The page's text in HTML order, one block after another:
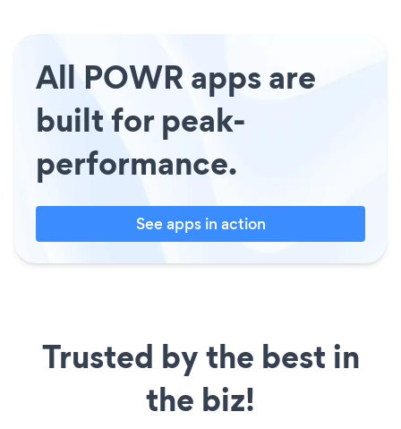
All POWR apps are
built for peak-
performance.
See apps in action
Trusted by the best in
the biz!